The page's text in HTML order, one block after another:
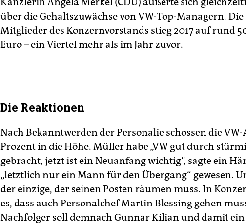
über die Gehaltszuwächse von VW-Top-Managern.
Mitglieder des Konzernvorstands stieg 2017 auf rund
Euro – ein Viertel mehr als im Jahr zuvor.
Die Reaktionen
Nach Bekanntwerden der Personalie schossen die
Prozent in die Höhe. Müller habe „VW gut durch
gebracht, jetzt ist ein Neuanfang wichtig“, sagte ein
„letztlich nur ein Mann für den Übergang“ gewesen.
der einzige, der seinen Posten räumen muss. In
es, dass auch Personalchef Martin Blessing gehen
Nachfolger soll demnach Gunnar Kilian und damit ein